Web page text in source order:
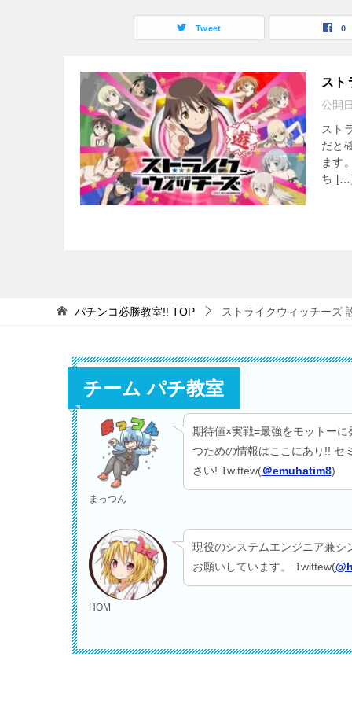
Tweet 0
スト
公開
スト
だと
ます
ち
パチンコ必勝教室!! TOP ストライクウィッチーズ
チーム パチ教室
まっつん
期待値×実戦=最強をモットー
つための情報はここにあり!! セ
さい! Twittew(＠emuhatim8)
HOM
現役のシステムエンジニア兼シ
お願いしています。 Twittew(